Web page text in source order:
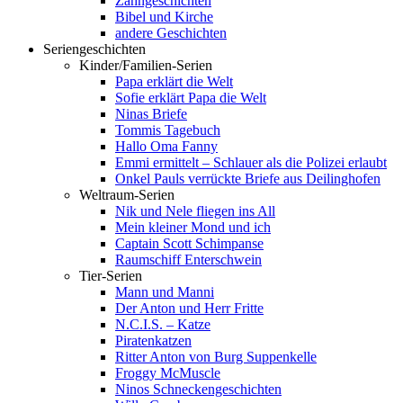
Bibel und Kirche
andere Geschichten
Seriengeschichten
Kinder/Familien-Serien
Papa erklärt die Welt
Sofie erklärt Papa die Welt
Ninas Briefe
Tommis Tagebuch
Hallo Oma Fanny
Emmi ermittelt – Schlauer als die Polizei erlaubt
Onkel Pauls verrückte Briefe aus Deilinghofen
Weltraum-Serien
Nik und Nele fliegen ins All
Mein kleiner Mond und ich
Captain Scott Schimpanse
Raumschiff Enterschwein
Tier-Serien
Mann und Manni
Der Anton und Herr Fritte
N.C.I.S. – Katze
Piratenkatzen
Ritter Anton von Burg Suppenkelle
Froggy McMuscle
Ninos Schneckengeschichten